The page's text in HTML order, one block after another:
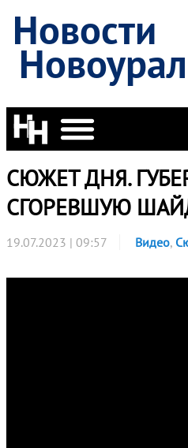
Новости
СЮЖЕТ ДНЯ.
СГОРЕВШУЮ
19.07.2023 | 09:57 Видео,